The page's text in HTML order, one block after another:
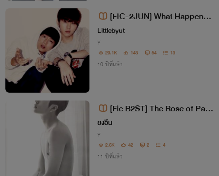
[FIC-2JUN] What Happened
To Me (จบแล้ว)
Littlebyut
Y
29.1K 143 54 13
10 ปีที่แล้ว
[Fic B2ST] The Rose of Pain
ร้ายยังไง ใจก็รัก
ยงอึน
Y
2.6K 42 2 4
11 ปีที่แล้ว